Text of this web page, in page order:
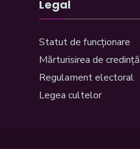
Legal
Statut de funcționare
Mărturisirea de credință
Regulament electoral
Legea cultelor